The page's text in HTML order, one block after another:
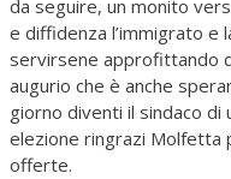
da seguire, un monito
e diffidenza l’immigrato e
servirsene approfittando
augurio che è anche
giorno diventi il sindaco di
elezione ringrazi Molfetta
offerte.